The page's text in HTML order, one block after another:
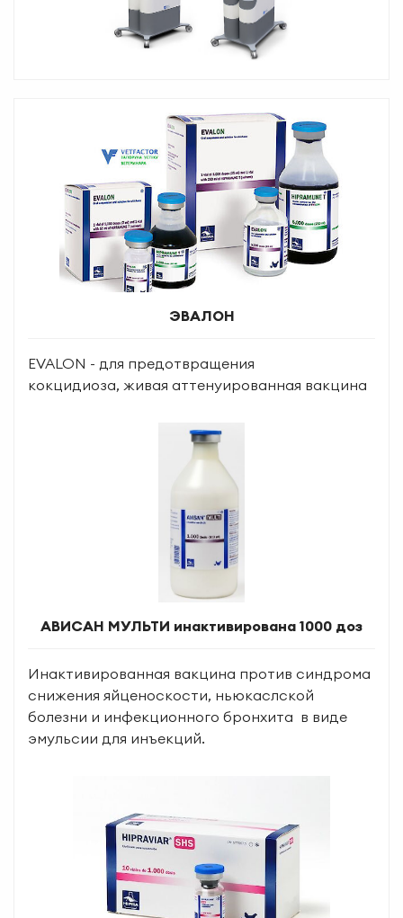
ЭВАЛОН
EVALON - для предотвращения
кокцидиоза, живая аттенуированная вакцина
АВИСАН МУЛЬТИ инактивирована 1000 доз
Инактивированная вакцина против синдрома
снижения яйценоскости, ньюкаслской
болезни и инфекционного бронхита в виде
эмульсии для инъекций.